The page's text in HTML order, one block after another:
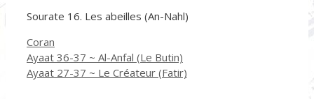
Sourate 16. Les abeilles (An-Nahl)
Catégories
Coran
Ayaat 36-37 ~ Al-Anfal (Le Butin)
Ayaat 27-37 ~ Le Créateur (Fatir)